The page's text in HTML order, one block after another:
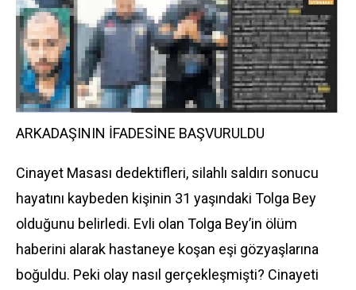
ARKADAŞININ İFADESİNE BAŞVURULDU
Cinayet Masası dedektifleri, silahlı saldırı sonucu
hayatını kaybeden kişinin 31 yaşındaki Tolga Bey
olduğunu belirledi. Evli olan Tolga Bey’in ölüm
haberini alarak hastaneye koşan eşi gözyaşlarına
boğuldu. Peki olay nasıl gerçekleşmişti? Cinayeti